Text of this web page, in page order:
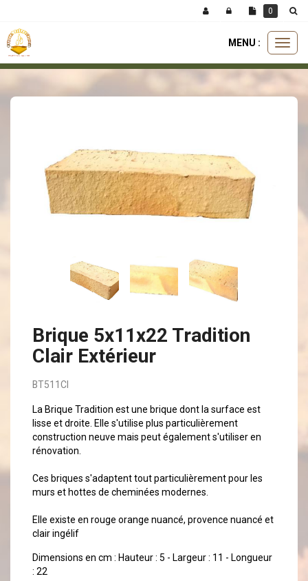
menu
MENU :
briques
Brique 5x11x22 Tradition
Clair Extérieur
BT511CI
La Brique Tradition est une brique dont la surface est
lisse et droite. Elle s'utilise plus particulièrement
construction neuve mais peut également s'utiliser en
rénovation.
Ces briques s'adaptent tout particulièrement pour les
murs et hottes de cheminées modernes.
Elle existe en rouge orange nuancé, provence nuancé et
clair ingélif
Dimensions en cm : Hauteur : 5 - Largeur : 11 - Longueur
: 22
0